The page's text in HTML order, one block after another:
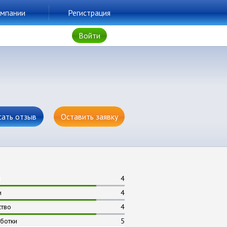
Регистрация
Войти
отзыв Оставить заявку
4
4
4
5